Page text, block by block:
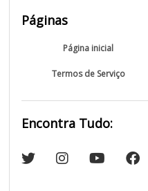
Páginas
Página inicial
Termos de Serviço
Encontra Tudo: